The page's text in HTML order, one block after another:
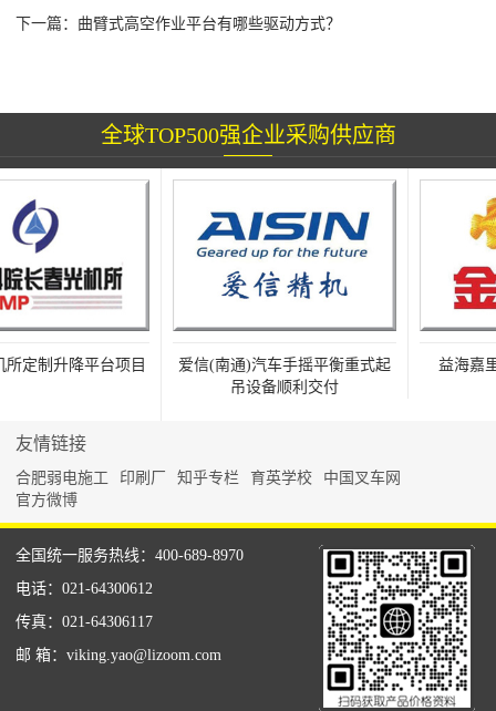
下一篇： 曲臂式高空作业平台有哪些驱动方式？
全球TOP500强企业采购供应商
定制升降平台项目
爱信(南通)汽车手摇平衡重式起
吊设备顺利交付
益海嘉
友情链接
合肥弱电施工 印刷厂 知乎专栏 育英学校
中国叉车网
官方微博
全国统一服务热线：400-689-8970
电话：021-64300612
传真：021-64306117
邮 箱：viking.yao@lizoom.com